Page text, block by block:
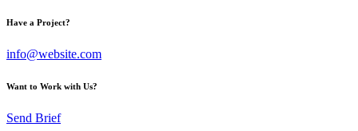
Have a Project?
info@website.com
Want to Work with Us?
Send Brief